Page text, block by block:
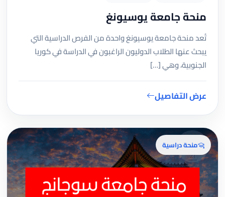
منحة جامعة يوسيونغ
تُعد منحة جامعة يوسيونغ واحدة من الفرص الدراسية التي
يبحث عنها الطلاب الدوليون الراغبون في الدراسة في كوريا
الجنوبية، وهي […]
عرض التفاصيل
منحة دراسية